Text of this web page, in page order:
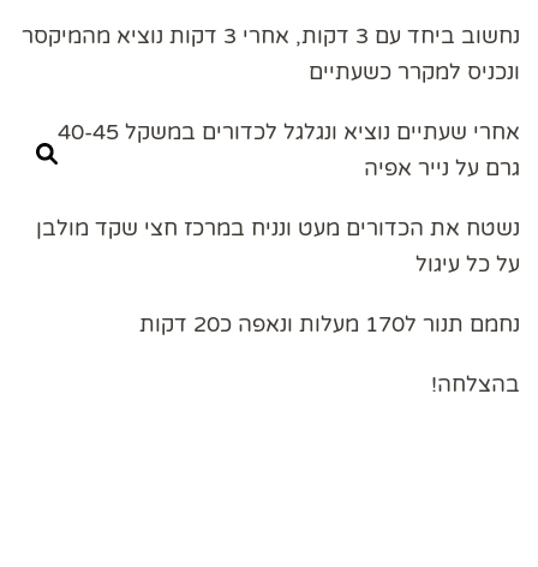
נחשוב ביחד עם 3 דקות, אחרי 3 דקות נוציא מהמיקסר
ונכניס למקרר כשעתיים
אחרי שעתיים נוציא ונגלגל לכדורים במשקל 40-45
גרם על נייר אפיה
נשטח את הכדורים מעט ונניח במרכז חצי שקד מולבן
על כל עיגול
נחמם תנור ל170 מעלות ונאפה כ20 דקות
בהצלחה!